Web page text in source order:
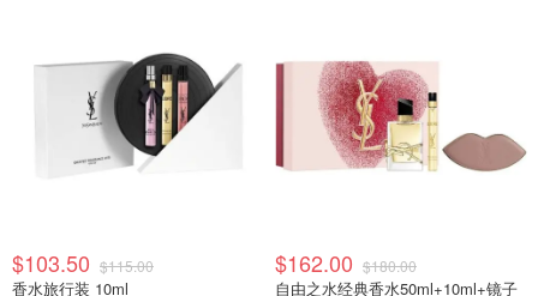
$103.50 $115.00
香水旅行装 10ml
$162.00 $180.00
自由之水经典香水50ml+10ml+镜子